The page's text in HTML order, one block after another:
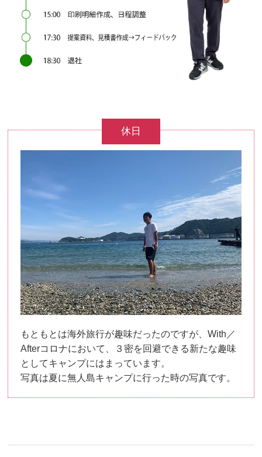
休日
もともとは海外旅行が趣味だったのですが、With／
Afterコロナにおいて、３密を回避できる新たな趣味
としてキャンプにはまっています。
写真は夏に無人島キャンプに行った時の写真です。